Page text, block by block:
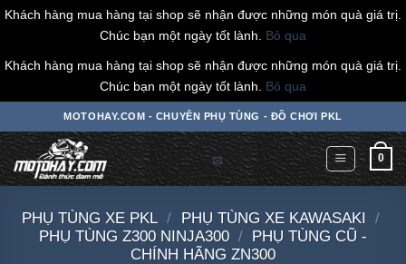
Khách hàng mua hàng tại shop sẽ nhận được những món quà giá trị.
Chúc bạn một ngày tốt lành. Bỏ qua
Khách hàng mua hàng tại shop sẽ nhận được những món quà giá trị.
Chúc bạn một ngày tốt lành. Bỏ qua
đến
dung
MOTOHAY.COM - CHUYÊN PHỤ TÙNG - ĐỒ CHƠI PKL
0
PHỤ TÙNG XE PKL / PHỤ TÙNG XE KAWASAKI /
PHỤ TÙNG Z300 NINJA300 / PHỤ TÙNG CŨ -
CHÍNH HÃNG ZN300